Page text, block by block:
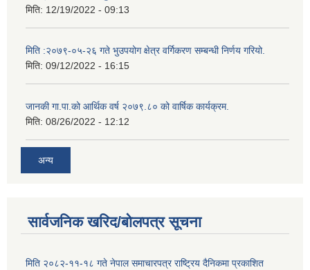
मिति: 12/19/2022 - 09:13
मिति :२०७९-०५-२६ गते भुउपयोग क्षेत्र वर्गिकरण सम्बन्धी निर्णय गरियो.
मिति: 09/12/2022 - 16:15
जानकी गा.पा.को आर्थिक वर्ष २०७९.८० को वार्षिक कार्यक्रम.
मिति: 08/26/2022 - 12:12
अन्य
सार्वजनिक खरिद/बोलपत्र सूचना
मिति २०८२-११-१८ गते नेपाल समाचारपत्र राष्ट्रिय दैनिकमा प्रकाशित